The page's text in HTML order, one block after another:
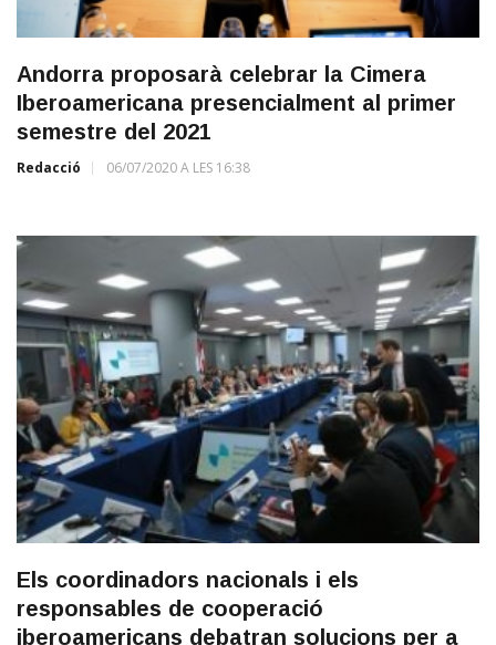
Andorra proposarà celebrar la Cimera
Iberoamericana presencialment al primer
semestre del 2021
Redacció 06/07/2020 A LES 16:38
Els coordinadors nacionals i els
responsables de cooperació
iberoamericans debatran solucions per a